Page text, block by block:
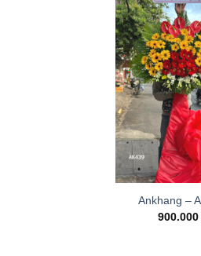
Ankhang –
900.000